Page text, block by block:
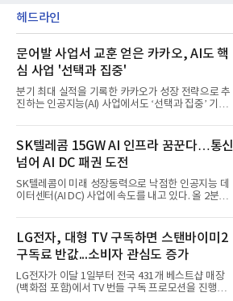
헤드라인
문어발 사업서 교훈 얻은 카카오, AI도 핵
심 사업 '선택과 집중'
분기 최대 실적을 기록한 카카오가 성장 전략으로 추
진하는 인공지능(AI) 사업에서도 ‘선택과 집중’ 기조
라 투자에 나서는 것과 달리, 카카오는 ‘카카오톡’이
라는 플랫폼 경쟁력을 활용한 AI 에이전트 서비스에
집중하는 전략이다. 과거 무리한 사업 확장 과정에서
겪었던 시행착오를 되풀이하지 않고 핵심 역량에 집
중하겠다는 취지로 풀이된다.7일 업계에 따르면 카카
오는 올해 2분기 연결 기준 매출 2조985억원, 영업이
익 2770억원을 기록했다. 전년 동기 대비 매출과 영업
은 4884억
SK텔레콤 15GW AI 인프라 꿈꾼다…통신
넘어 AI DC 패권 도전
SK텔레콤이 미래 성장동력으로 낙점한 인공지능 데
이터센터(AI DC) 사업에 속도를 내고 있다. 올 2분기
는 2035년까지 총 15GW(기가와트) 규모의 AI DC를
구축하겠다는 대형 청사진을 제시하면서다. 이에 따
라 경쟁 구도 역시 이동통신사인 KT, LG유플러스를
넘어 네이버, 삼성SDS 등 IT 인프라 기업으로 확장되
고 있다.7일 SK텔레콤에 따르면 회사는 올해 2분기
연결 기준 매출 4조 3591억원, 영업이익 5660억원을
기록했다. 매출은 전년 동기 대비 0.5%, 영업이익은
LG전자, 대형 TV 구독하면 스탠바이미2
구독료 반값...소비자 관심도 증가
LG전자가 이달 1일부터 전국 431개 베스트샵 매장
(백화점 포함)에서 TV 번들 구독 프로모션을 진행하고